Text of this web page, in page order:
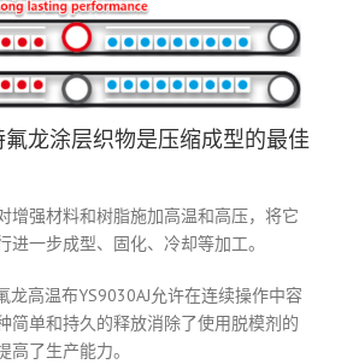
氟龙涂层织物是压缩成型的最佳
增强材料和树脂施加高温和高压，将它
进一步成型、固化、冷却等加工。
龙高温布YS9030AJ允许在连续操作中容
简单和持久的释放消除了使用脱模剂的
高了生产能力。